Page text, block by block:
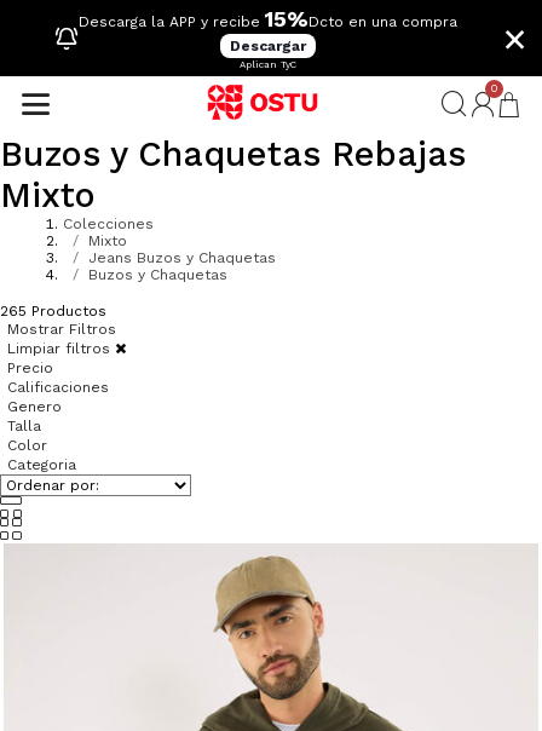
Descarga la APP y recibe 15%Dcto en una compra
Descargar
Aplican TyC
×
0
Buzos y Chaquetas Rebajas
Mixto
Colecciones
Mixto
Jeans Buzos y Chaquetas
Buzos y Chaquetas
265 Productos
Mostrar Filtros
Limpiar filtros
Precio
Calificaciones
Genero
Talla
Color
Categoria